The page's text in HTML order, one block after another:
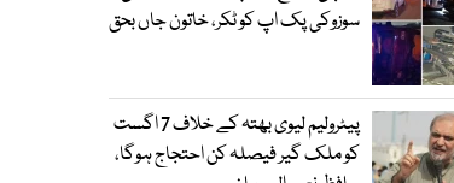
سوزوکی پک اپ کو ٹکر، خاتون جاں بحق
پیٹرولیم لیوی بھتہ کے خلاف 7 اگست
کو ملک گیر فیصلہ کن احتجاج ہوگا،